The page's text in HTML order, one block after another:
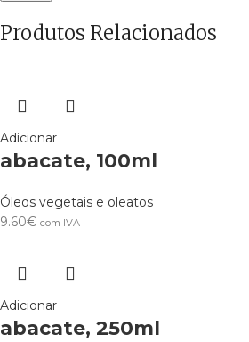
Produtos Relacionados
Adicionar
abacate, 100ml
Óleos vegetais e oleatos
9.60€ com IVA
Adicionar
abacate, 250ml